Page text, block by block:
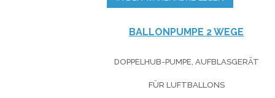
BALLONPUMPE 2 WEGE
DOPPELHUB-PUMPE, AUFBLASGERÄT
FÜR LUFTBALLONS